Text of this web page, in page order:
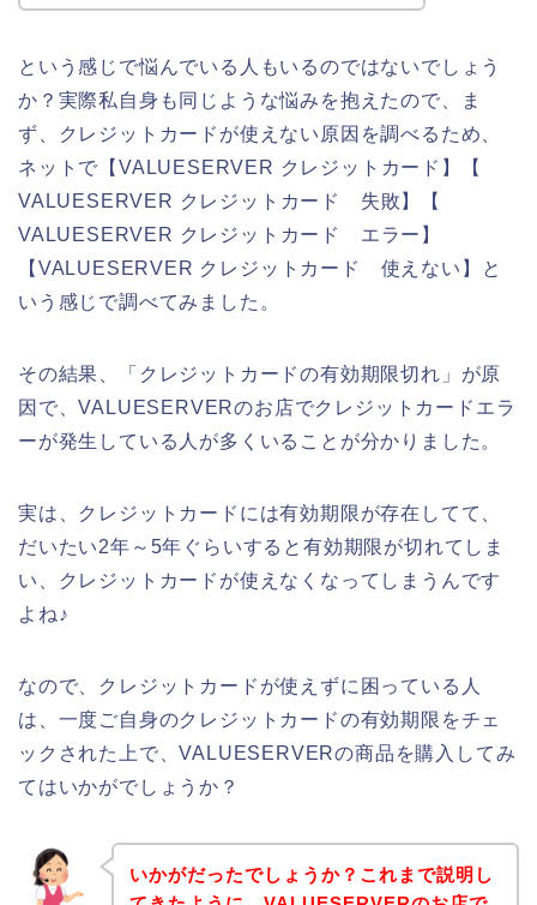
という感じで悩んでいる人もいるのではないでしょう
か？実際私自身も同じような悩みを抱えたので、ま
ず、クレジットカードが使えない原因を調べるため、
ネットで【VALUESERVER クレジットカード】【
VALUESERVER クレジットカード 失敗】【
VALUESERVER クレジットカード エラー】
【VALUESERVER クレジットカード 使えない】と
いう感じで調べてみました。
その結果、「クレジットカードの有効期限切れ」が原
因で、VALUESERVERのお店でクレジットカードエラ
ーが発生している人が多くいることが分かりました。
実は、クレジットカードには有効期限が存在してて、
だいたい2年～5年ぐらいすると有効期限が切れてしま
い、クレジットカードが使えなくなってしまうんです
よね♪
なので、クレジットカードが使えずに困っている人
は、一度ご自身のクレジットカードの有効期限をチェ
ックされた上で、VALUESERVERの商品を購入してみ
てはいかがでしょうか？
いかがだったでしょうか？これまで説明し